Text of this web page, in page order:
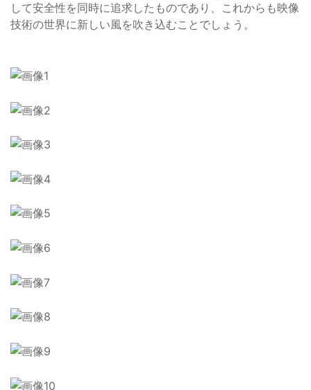
して安全性を同時に追求したものであり、これからも映像
技術の世界に新しい風を吹き込むことでしょう。